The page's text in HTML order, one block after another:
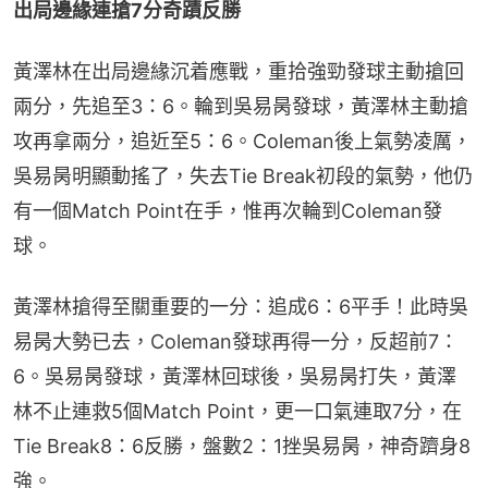
出局邊緣連搶7分奇蹟反勝
黃澤林在出局邊緣沉着應戰，重拾強勁發球主動搶回
兩分，先追至3：6。輪到吳易昺發球，黃澤林主動搶
攻再拿兩分，追近至5：6。Coleman後上氣勢凌厲，
吳易昺明顯動搖了，失去Tie Break初段的氣勢，他仍
有一個Match Point在手，惟再次輪到Coleman發
球。
黃澤林搶得至關重要的一分：追成6：6平手！此時吳
易昺大勢已去，Coleman發球再得一分，反超前7：
6。吳易昺發球，黃澤林回球後，吳易昺打失，黃澤
林不止連救5個Match Point，更一口氣連取7分，在
Tie Break8：6反勝，盤數2：1挫吳易昺，神奇躋身8
強。